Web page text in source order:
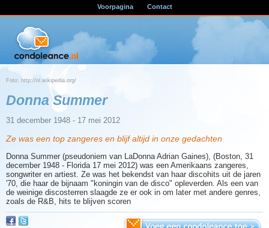
Voorpagina Contact
Foto: http://nl.wikipedia.org/
Donna Summer
31 december 1948 - 17 mei 2012
Ze was een top zangeres en blijf altijd in onze gedachten
Donna Summer (pseudoniem van LaDonna Adrian Gaines), (Boston, 31
december 1948 - Florida 17 mei 2012) was een Amerikaans zangeres,
songwriter en artiest. Ze was het bekendst van haar discohits uit de jaren
'70, die haar de bijnaam "koningin van de disco" opleverden. Als een van
de weinige discosterren slaagde ze er ook in om later met andere genres,
zoals de R&B, hits te blijven scoren